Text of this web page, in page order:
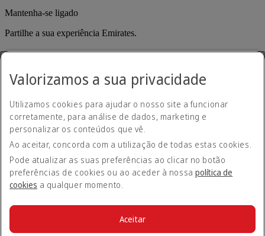
Mantenha-se ligado
Partilhe a sua experiência Emirates.
Contacte-nos
Política de privacidade
Termos e condições
Política de cookies
Cibersegurança
Valorizamos a sua privacidade
Utilizamos cookies para ajudar o nosso site a funcionar
corretamente, para análise de dados, marketing e
personalizar os conteúdos que vê.
Ao aceitar, concorda com a utilização de todas estas cookies.
Pode atualizar as suas preferências ao clicar no botão
preferências de cookies ou ao aceder à nossapolítica de
cookies a qualquer momento.
Aceitar